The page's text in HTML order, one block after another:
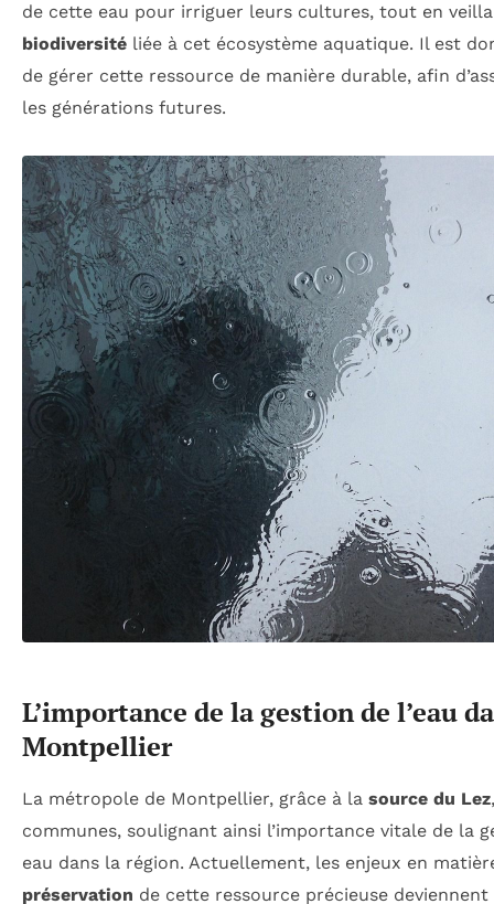
de cette eau pour irriguer leurs cultures, tout en
biodiversité liée à cet écosystème aquatique. Il est
de gérer cette ressource de manière durable, afin
les générations futures.
L’importance de la gestion de l’eau
Montpellier
La métropole de Montpellier, grâce à la source du Lez
communes, soulignant ainsi l’importance vitale de la
eau dans la région. Actuellement, les enjeux en
préservation de cette ressource précieuse